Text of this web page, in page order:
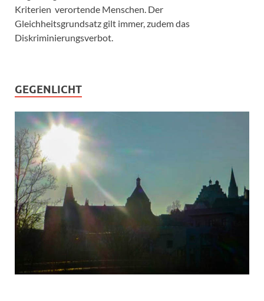
Kriterien verortende Menschen. Der
Gleichheitsgrundsatz gilt immer, zudem das
Diskriminierungsverbot.
GEGENLICHT